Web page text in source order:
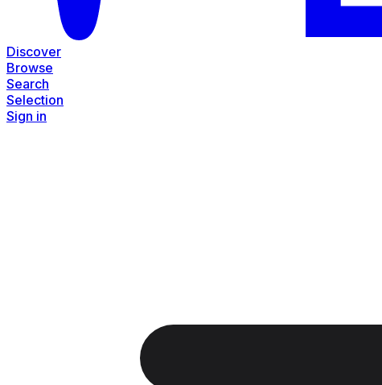
Discover
Browse
Search
Selection
Sign in